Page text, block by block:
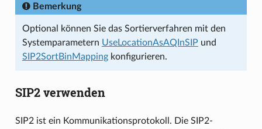
Bemerkung
Optional können Sie das Sortierverfahren mit den
Systemparametern UseLocationAsAQInSIP und
SIP2SortBinMappingkonfigurieren.
SIP2 verwenden
SIP2 ist ein Kommunikationsprotokoll. Die SIP2-